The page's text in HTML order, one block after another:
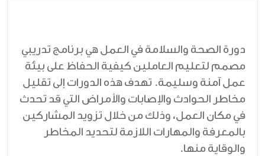
دورة الصحة والسلامة في العمل هي برنامج تدريبي
مصمم لتعليم العاملين كيفية الحفاظ على بيئة
عمل آمنة وسليمة. تهدف هذه الدورات إلى تقليل
مخاطر الحوادث والإصابات والأمراض التي قد تحدث
في مكان العمل، وذلك من خلال تزويد المشاركين
بالمعرفة والمهارات اللازمة لتحديد المخاطر
والوقاية منها.